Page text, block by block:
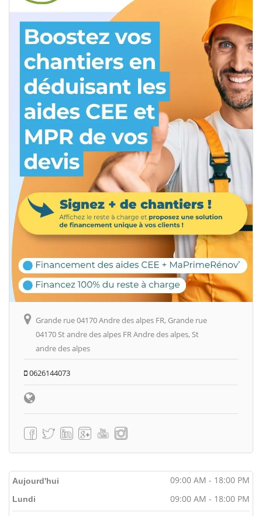
Grande rue 04170 Andre des alpes FR, Grande rue
04170 St andre des alpes FR Andre des alpes, St
andre des alpes
0626144073
Aujourd'hui 09:00 AM - 18:00 PM
Lundi 09:00 AM - 18:00 PM